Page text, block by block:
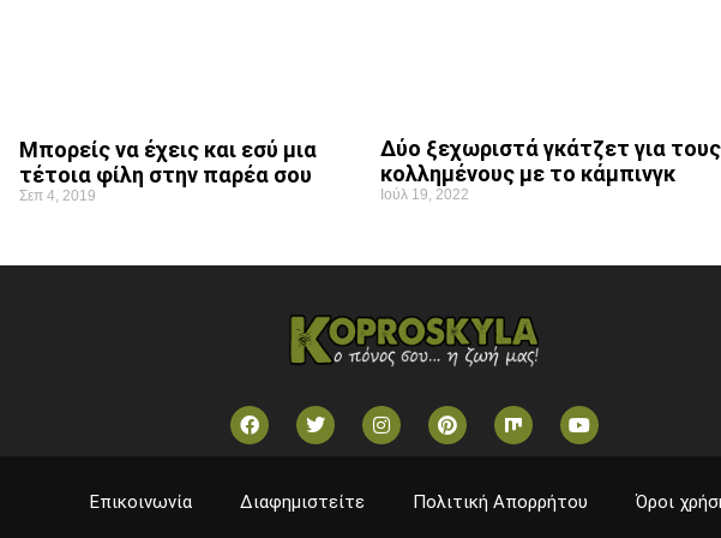
Μπορείς να έχεις και εσύ μια
τέτοια φίλη στην παρέα σου
Σεπ 4, 2019
Δύο ξεχωριστά γκάτζετ για τους
κολλημένους με το κάμπινγκ
Ιούλ 19, 2022
Επικοινωνία Διαφημιστείτε Πολιτική Απορρήτου Όροι